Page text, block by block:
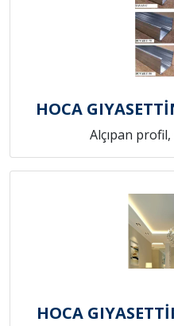
HOCA
Alçıpan
HOCA